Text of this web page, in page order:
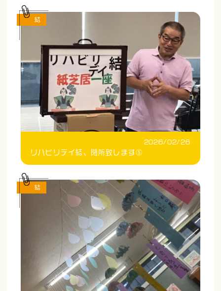
2026/02/26
リハビリデイ結、閉所致します⑤
結
結